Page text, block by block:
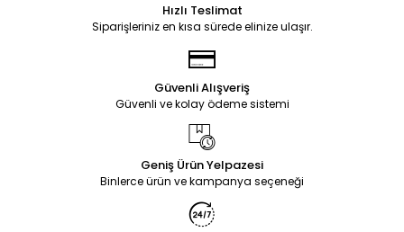
Hızlı Teslimat
Siparişleriniz en kısa sürede elinize ulaşır.
Güvenli Alışveriş
Güvenli ve kolay ödeme sistemi
Geniş Ürün Yelpazesi
Binlerce ürün ve kampanya seçeneği